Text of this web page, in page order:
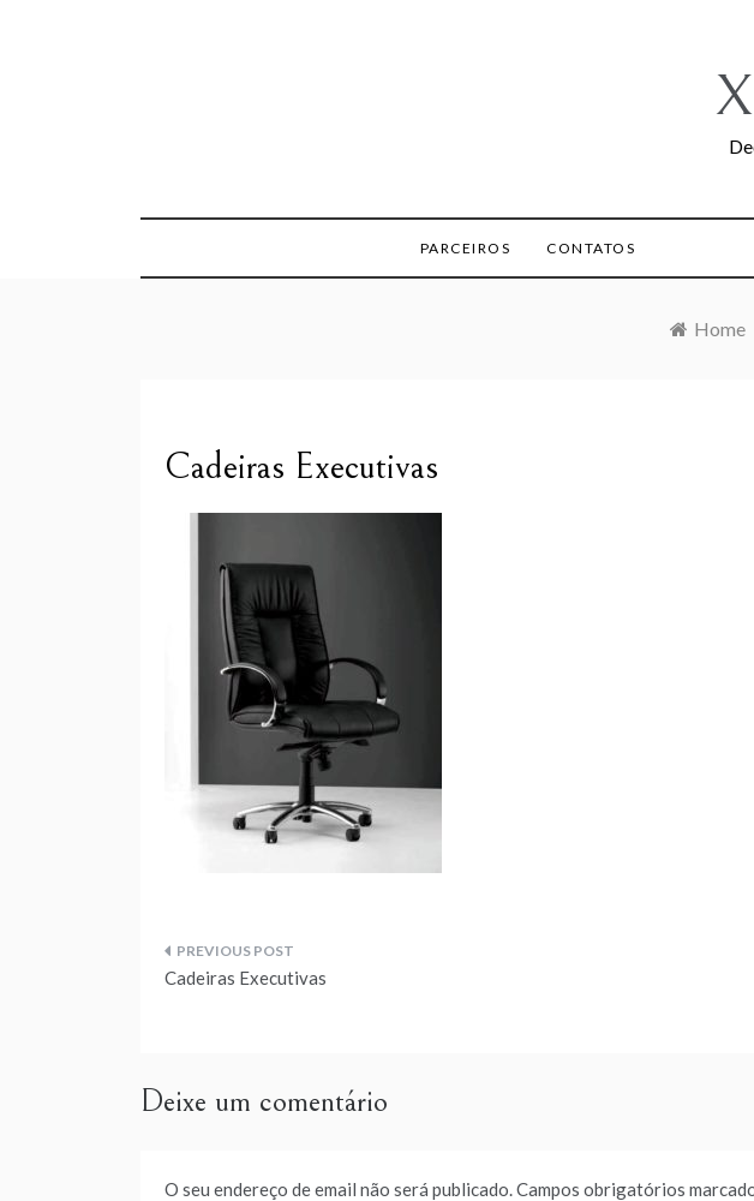
PARCEIROS CONTATOS
Home
Cadeiras Executivas
Navegação
Cadeiras Executivas
Deixe um comentário
O seu endereço de email não será publicado.Campos obrigatórios